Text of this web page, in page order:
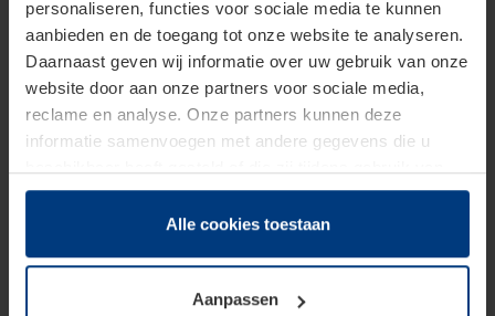
personaliseren, functies voor sociale media te kunnen
aanbieden en de toegang tot onze website te analyseren.
Daarnaast geven wij informatie over uw gebruik van onze
website door aan onze partners voor sociale media,
reclame en analyse. Onze partners kunnen deze
informatie samenvoegen met andere gegevens die u
hun diensten hebben verzameld.
Juridisch hebben wij het recht om cookies op uw
van deze pagina's absoluut vereist is. Voor alle andere
soorten cookies is uw toestemming benodigd. Uw
Alle cookies toestaan
Aanpassen